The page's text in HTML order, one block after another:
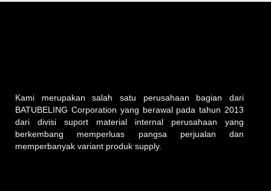
Kami merupakan salah satu perusahaan bagian dari
BATUBELING Corporation yang berawal pada tahun 2013
dari divisi suport material internal perusahaan yang
berkembang memperluas pangsa perjualan dan
memperbanyak variant produk supply.